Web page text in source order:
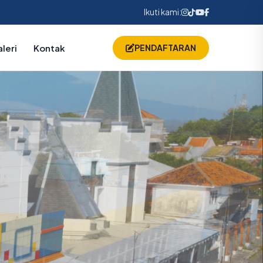
Ikuti kami:
Kontak PENDAFTARAN